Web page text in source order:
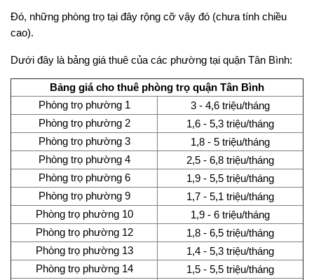
Đó, những phòng trọ tại đây rộng cỡ vậy đó (chưa tính chiều
cao).
Dưới đây là bảng giá thuê của các phường tại quận Tân Bình:
Bảng giá cho thuê phòng trọ quận Tân Bình
Phòng trọ phường 1
3 - 4,6 triệu/tháng
Phòng trọ phường 2
1,6 - 5,3 triệu/tháng
Phòng trọ phường 3
1,8 - 5 triệu/tháng
Phòng trọ phường 4
2,5 - 6,8 triệu/tháng
Phòng trọ phường 6
1,9 - 5,5 triệu/tháng
Phòng trọ phường 9
1,7 - 5,1 triệu/tháng
Phòng trọ phường 10
1,9 - 6 triệu/tháng
Phòng trọ phường 12
1,8 - 6,5 triệu/tháng
Phòng trọ phường 13
1,4 - 5,3 triệu/tháng
Phòng trọ phường 14
1,5 - 5,5 triệu/tháng